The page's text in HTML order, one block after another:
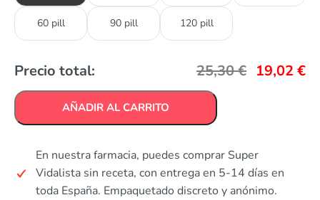
60 pill 90 pill 120 pill
Precio total: 25,30€ 19,02 €
AÑADIR AL CARRITO
En nuestra farmacia, puedes comprar Super
Vidalista sin receta, con entrega en 5-14 días en
toda España. Empaquetado discreto y anónimo.